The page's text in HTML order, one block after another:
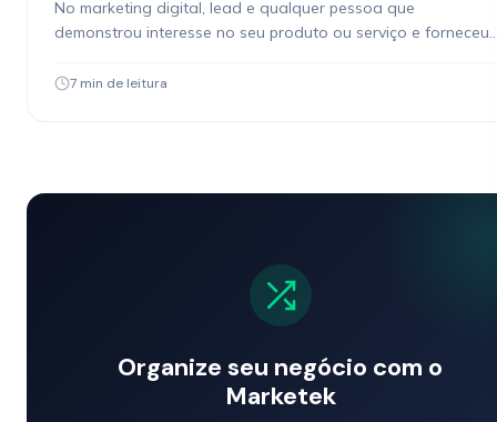
No marketing digital, lead e qualquer pessoa que
demonstrou interesse no seu produto ou serviço e forneceu
7 min de leitura
Organize seu negócio com o
Marketek